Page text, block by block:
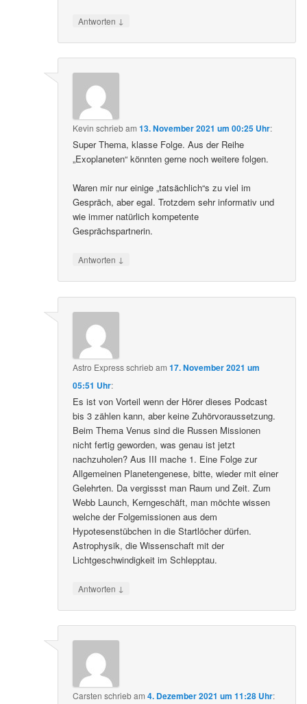
Antworten ↓
Kevin schriebam13. November 2021 um 00:25 Uhr:
Super Thema, klasse Folge. Aus der Reihe
„Exoplaneten“ könnten gerne noch weitere folgen.
Waren mir nur einige „tatsächlich“s zu viel im
Gespräch, aber egal. Trotzdem sehr informativ und
wie immer natürlich kompetente
Gesprächspartnerin.
Antworten ↓
Astro Expressschriebam17. November 2021 um
05:51 Uhr:
Es ist von Vorteil wenn der Hörer dieses Podcast
bis 3 zählen kann, aber keine Zuhörvoraussetzung.
Beim Thema Venus sind die Russen Missionen
nicht fertig geworden, was genau ist jetzt
nachzuholen? Aus III mache 1. Eine Folge zur
Allgemeinen Planetengenese, bitte, wieder mit einer
Gelehrten. Da vergissst man Raum und Zeit. Zum
Webb Launch, Kerngeschäft, man möchte wissen
welche der Folgemissionen aus dem
Hypotesenstübchen in die Startlöcher dürfen.
Astrophysik, die Wissenschaft mit der
Lichtgeschwindigkeit im Schlepptau.
Antworten ↓
Carsten schriebam4. Dezember 2021 um 11:28 Uhr: